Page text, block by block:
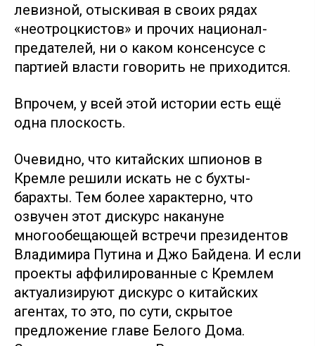
левизной, отыскивая в своих рядах
«неотроцкистов» и прочих национал-
предателей, ни о каком консенсусе с
партией власти говорить не приходится.
Впрочем, у всей этой истории есть ещё
одна плоскость.
Очевидно, что китайских шпионов в
Кремле решили искать не с бухты-
барахты. Тем более характерно, что
озвучен этот дискурс накануне
многообещающей встречи президентов
Владимира Путина и Джо Байдена. И если
проекты аффилированные с Кремлем
актуализируют дискурс о китайских
агентах, то это, по сути, скрытое
предложение главе Белого Дома.